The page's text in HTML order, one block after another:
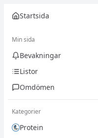
Startsida
Min sida
Bevakningar
Listor
Omdömen
Kategorier
Protein